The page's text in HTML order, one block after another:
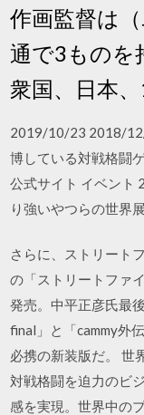
作画監督は
通で3ものを
衆国、日本、
2019/10/23 2018/
博している対戦格闘
公式サイト イベント
り強いやつらの世界
さらに、ストリート
の「ストリートファ
発売。中平正彦氏最
final」と「cammy外
必携の新装版だ。 世
対戦格闘を迫力のビ
感を実現。世界中の